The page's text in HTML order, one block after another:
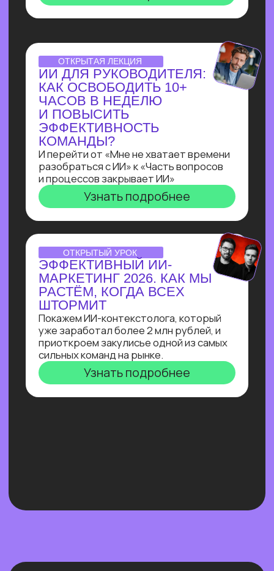
ПРАКТИКУМ
ПО ЧАТ-БОТАМ:КАК
НАЧАТЬ ЗАРАБАТЫВАТЬ
НА БОТАХ В ЭПОХУ
БЛОКИРОВОК
В прямом эфире технический директор
разберет процесс выполнения заказа:
от получения ТЗ
до сборки. И поделится, как новичку
создавать востребованные решения
для бизнеса, за которые готовы
платить от 100 000 рублей!
Узнать подробнее
ОНЛАЙН-ИНТЕНСИВ
СОЗДАЙ БОТА-
С НУЛЯ!
Всего за три урока ты выполнишь
реальный заказ с биржи: соберёшь
полноценного бота-нутрициолога
с ИИI-ассистентом
на Salebot и поймешь, можешь ли
ты зарабатывать на разработке чат-
ботов от 100 т.р.
Узнать подробнее
инструментов!